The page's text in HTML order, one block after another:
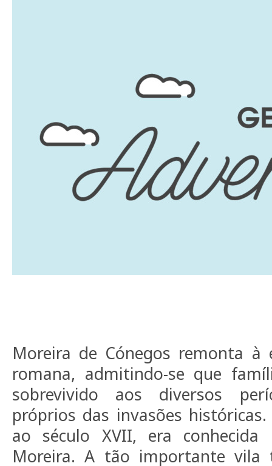
Moreira de Cónegos remonta à
romana, admitindo-se que
sobrevivido aos diversos
próprios das invasões
ao século XVII, era
Moreira. A tão importante vila